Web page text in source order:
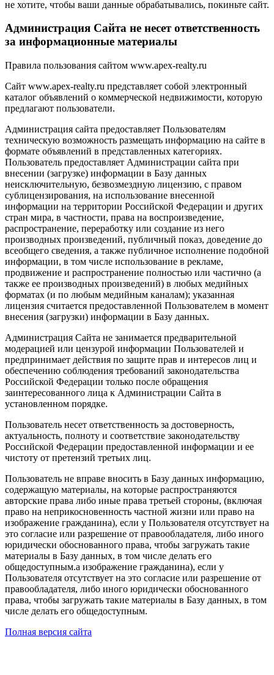
не хотите, чтобы ваши данные обрабатывались, покиньте сайт.
Администрация Сайта не несет ответственность
за информационные материалы
Правила пользования сайтом www.apex-realty.ru
Сайт www.apex-realty.ru представляет собой электронный
каталог объявлений о коммерческой недвижимости, которую
предлагают пользователи.
Администрация сайта предоставляет Пользователям
техническую возможность размещать информацию на сайте в
формате объявлений в представленных категориях.
Пользователь предоставляет Администрации сайта при
внесении (загрузке) информации в Базу данных
неисключительную, безвозмездную лицензию, с правом
сублицензирования, на использование внесенной
информации на территории Российской Федерации и других
стран мира, в частности, права на воспроизведение,
распространение, переработку или создание из него
производных произведений, публичный показ, доведение до
всеобщего сведения, а также публичное исполнение подобной
информации, в том числе использование в рекламе,
продвижение и распространение полностью или частично (а
также ее производных произведений) в любых медийных
форматах (и по любым медийным каналам); указанная
лицензия считается предоставленной Пользователем в момент
внесения (загрузки) информации в Базу данных.
Администрация Сайта не занимается предварительной
модерацией или цензурой информации Пользователей и
предпринимает действия по защите прав и интересов лиц и
обеспечению соблюдения требований законодательства
Российской Федерации только после обращения
заинтересованного лица к Администрации Сайта в
установленном порядке.
Пользователь несет ответственность за достоверность,
актуальность, полноту и соответствие законодательству
Российской Федерации предоставленной информации и ее
чистоту от претензий третьих лиц.
Пользователь не вправе вносить в Базу данных информацию,
содержащую материалы, на которые распространяются
авторские права либо иные права третьей стороны, (включая
право на неприкосновенность частной жизни или право на
изображение гражданина), если у Пользователя отсутствует на
это согласие или разрешение от правообладателя, либо иного
юридически обоснованного права, чтобы загружать такие
материалы в Базу данных, в том числе делать его
общедоступным.а изображение гражданина), если у
Пользователя отсутствует на это согласие или разрешение от
правообладателя, либо иного юридически обоснованного
права, чтобы загружать такие материалы в Базу данных, в том
числе делать его общедоступным.
Полная версия сайта